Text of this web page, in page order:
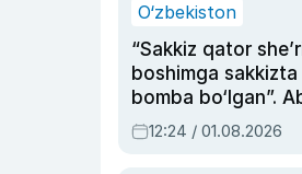
O‘zbekiston
“Sakkiz qator
boshimga sakkizta
bomba bo‘lgan”.
Oripovni siyosiy
ayblovlardan asrab
12:24 / 01.08.2026